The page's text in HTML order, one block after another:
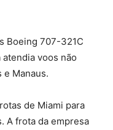
Boeing 707-321C
voos não
Manaus.
de Miami para
A frota da empresa